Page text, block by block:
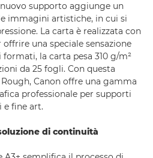
nuovo supporto aggiunge un
immagini artistiche, in cui si
La carta è realizzata con
una speciale sensazione
la carta pesa 310 g/m²
da 25 fogli. Con questa
Canon offre una gamma
professionale per supporti
e fine art.
di continuità